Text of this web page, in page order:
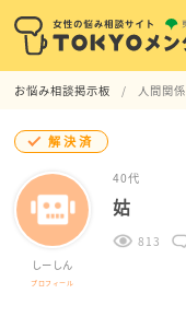
お悩み相談掲示板 人間関係
解決済
しーしん
プロフィール
40代
姑
813